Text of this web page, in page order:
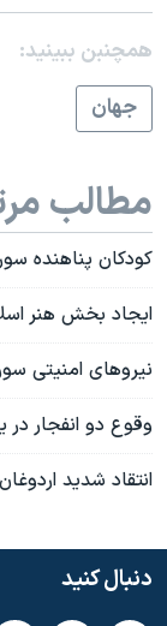
همچنبن ببینید:
جهان
مطالب
کودکان پناهنده
ایجاد بخش هنر
نیروهای امنیتی
وقوع دو انفجار
انتقاد شدید
دنبال کنید